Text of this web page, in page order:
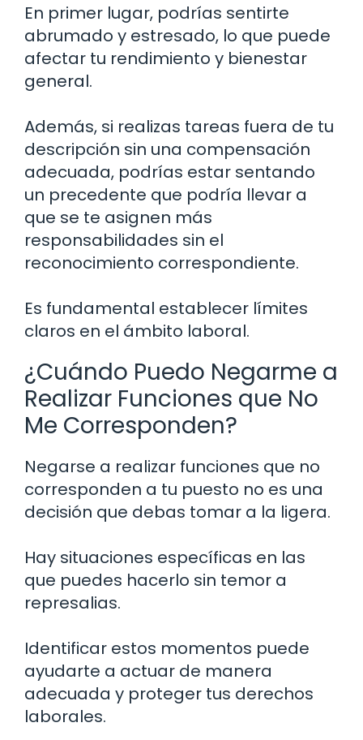
En primer lugar, podrías sentirte
abrumado y estresado, lo que puede
afectar tu rendimiento y bienestar
general.
Además, si realizas tareas fuera de tu
descripción sin una compensación
adecuada, podrías estar sentando
un precedente que podría llevar a
que se te asignen más
responsabilidades sin el
reconocimiento correspondiente.
Es fundamental establecer límites
claros en el ámbito laboral.
¿Cuándo Puedo Negarme a
Realizar Funciones que No
Me Corresponden?
Negarse a realizar funciones que no
corresponden a tu puesto no es una
decisión que debas tomar a la ligera.
Hay situaciones específicas en las
que puedes hacerlo sin temor a
represalias.
Identificar estos momentos puede
ayudarte a actuar de manera
adecuada y proteger tus derechos
laborales.